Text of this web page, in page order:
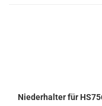
Nie­der­hal­ter für